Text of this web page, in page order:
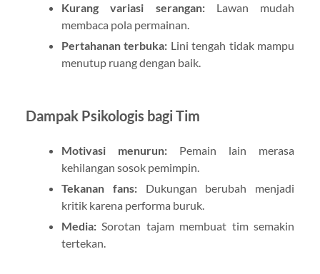
Kurang variasi serangan:Lawan mudah
membaca pola permainan.
Pertahanan terbuka: Lini tengah tidak mampu
menutup ruang dengan baik.
Dampak Psikologis bagi Tim
Motivasi menurun:Pemain lain merasa
kehilangan sosok pemimpin.
Tekanan fans:Dukungan berubah menjadi
kritik karena performa buruk.
Media:Sorotan tajam membuat tim semakin
tertekan.